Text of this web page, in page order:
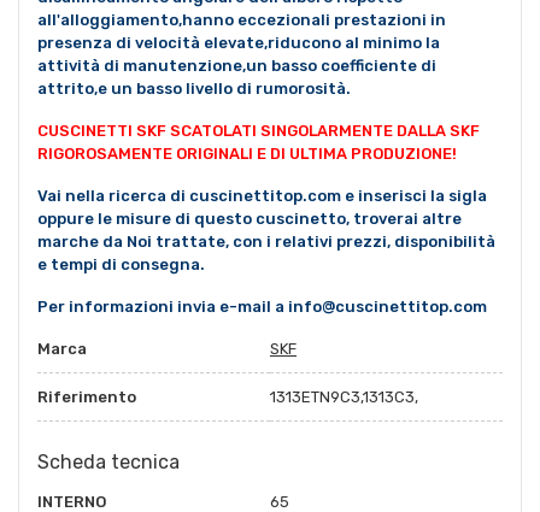
all'alloggiamento,hanno eccezionali prestazioni in
presenza di velocità elevate,riducono al minimo la
attività di manutenzione,un basso coefficiente di
attrito,e un basso livello di rumorosità.
CUSCINETTI SKF SCATOLATI SINGOLARMENTE DALLA SKF
RIGOROSAMENTE ORIGINALI E DI ULTIMA PRODUZIONE!
Vai nella ricerca di cuscinettitop.com e inserisci la sigla
oppure le misure di questo cuscinetto, troverai altre
marche da Noi trattate, con i relativi prezzi, disponibilità
e tempi di consegna.
Per informazioni invia e-mail a info@cuscinettitop.com
Marca SKF
Riferimento 1313ETN9C3,1313C3,
Scheda tecnica
INTERNO 65